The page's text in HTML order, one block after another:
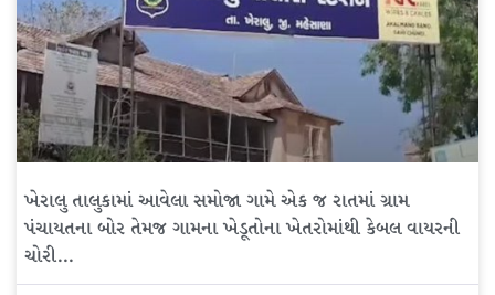
ખેરાલુ તાલુકામાં આવેલા સમોજા ગામે એક જ રાતમાં ગ્રામ
પંચાયતના બોર તેમજ ગામના ખેડૂતોના ખેતરોમાંથી કેબલ વાયરની
ચોરી…